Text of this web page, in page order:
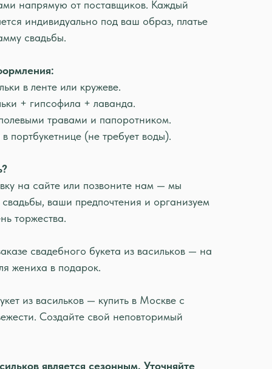
напрямую от поставщиков. Каждый
индивидуально под ваш образ, платье
свадьбы.
в ленте или кружеве.
+ гипсофила + лаванда.
травами и папоротником.
портбукетнице (не требует воды).
на сайте или позвоните нам — мы
свадьбы, ваши предпочтения и организуем
торжества.
свадебного букета из васильков — на
жениха в подарок.
из васильков — купить в Москве с
Создайте свой неповторимый
является сезонным. Уточняйте